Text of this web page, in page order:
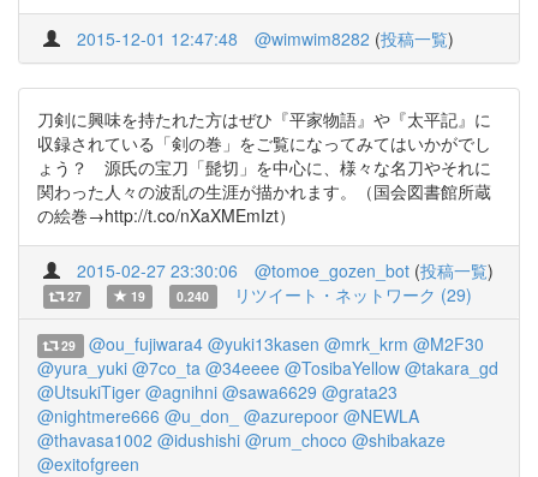
2015-12-01 12:47:48 @wimwim8282 (投稿一覧)
刀剣に興味を持たれた方はぜひ『平家物語』や『太平記』に
収録されている「剣の巻」をご覧になってみてはいかがでし
ょう？ 源氏の宝刀「髭切」を中心に、様々な名刀やそれに
関わった人々の波乱の生涯が描かれます。（国会図書館所蔵
の絵巻→http://t.co/nXaXMEmIzt）
2015-02-27 23:30:06 @tomoe_gozen_bot (投稿一覧)
27 19 0.240 リツイート・ネットワーク (29)
29 @ou_fujiwara4 @yuki13kasen @mrk_krm @M2F30
@yura_yuki @7co_ta @34eeee @TosibaYellow @takara_gd
@UtsukiTiger @agnihni @sawa6629 @grata23
@nightmere666 @u_don_ @azurepoor @NEWLA
@thavasa1002 @idushishi @rum_choco @shibakaze
@exitofgreen